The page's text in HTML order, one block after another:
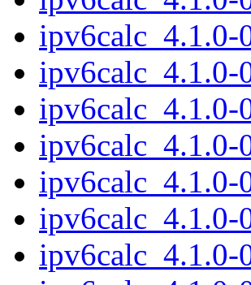
ipv6calc_4.1.0-
ipv6calc_4.1.0-
ipv6calc_4.1.0-
ipv6calc_4.1.0-
ipv6calc_4.1.0-
ipv6calc_4.1.0-
ipv6calc_4.1.0-